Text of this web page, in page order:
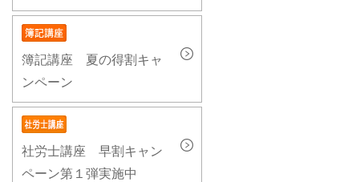
簿記講座 夏の得割キャ
ンペーン
社労士講座 早割キャン
ペーン第１弾実施中